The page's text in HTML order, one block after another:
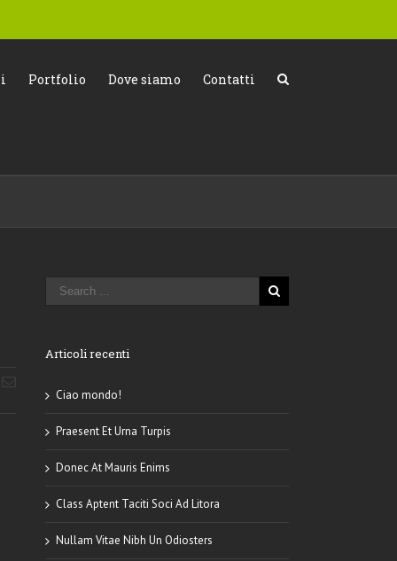
Portfolio Dove siamo Contatti
Articoli recenti
Ciao mondo!
Praesent Et Urna Turpis
Donec At Mauris Enims
Class Aptent Taciti Soci Ad Litora
Nullam Vitae Nibh Un Odiosters